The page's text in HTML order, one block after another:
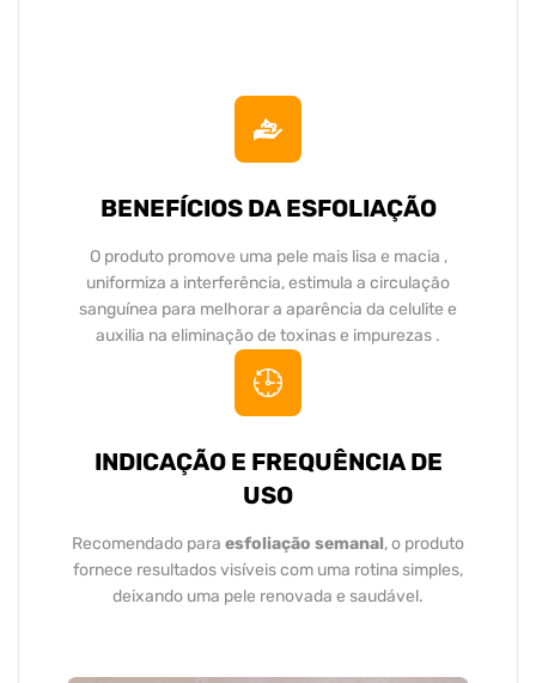
BENEFÍCIOS DA ESFOLIAÇÃO
O produto promove uma pele mais lisa e macia ,
uniformiza a interferência, estimula a circulação
sanguínea para melhorar a aparência da celulite e
auxilia na eliminação de toxinas e impurezas .
INDICAÇÃO E FREQUÊNCIA DE
USO
Recomendado para esfoliação semanal, o produto
fornece resultados visíveis com uma rotina simples,
deixando uma pele renovada e saudável.